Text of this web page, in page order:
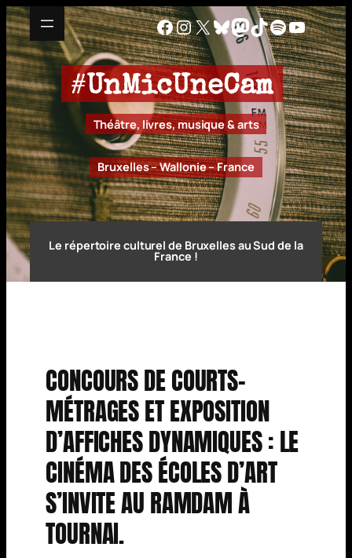
Aller
au
contenu
Facebook
Instagram
X Bluesky
Mastodon
TikTok
Spotify
#UnMicUneCam
Théâtre, livres, musique & arts
Bruxelles – Wallonie – France
Le répertoire culturel de Bruxelles au Sud de la
France !
CONCOURS DE COURTS-
MÉTRAGES ET EXPOSITION
D’AFFICHES DYNAMIQUES : LE
CINÉMA DES ÉCOLES D’ART
S’INVITE AU RAMDAM À
TOURNAI.